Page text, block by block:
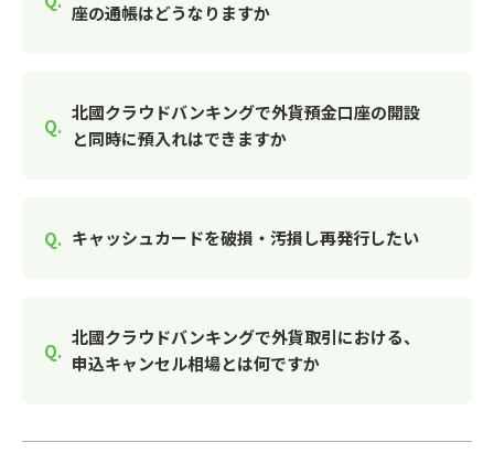
座の通帳はどうなりますか
北國クラウドバンキングで外貨預金口座の開設
と同時に預入れはできますか
キャッシュカードを破損・汚損し再発行したい
北國クラウドバンキングで外貨取引における、
申込キャンセル相場とは何ですか